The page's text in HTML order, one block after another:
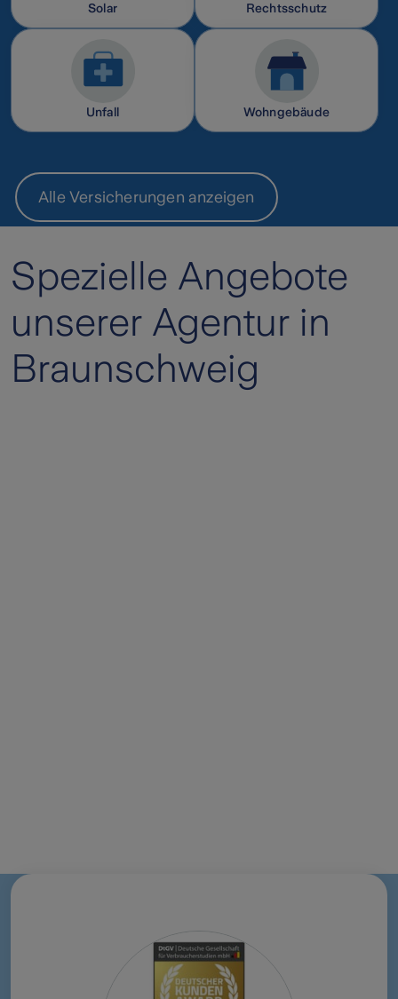
Solar Rechtsschutz
Unfall Wohngebäude
Alle Versicherungen anzeigen
Spezielle Angebote
unserer Agentur in
Braunschweig